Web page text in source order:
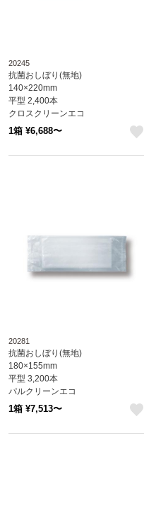
20245
抗菌おしぼり(無地)
140×220mm
平型 2,400本
クロスクリーンエコ
※北海道・沖縄・離島 送料別途 ※個
人宅配送不可 (尚美堂/フジナップ)
1箱 ¥6,688〜
20281
抗菌おしぼり(無地)
180×155mm
平型 3,200本
パルクリーンエコ
※北海道・沖縄・離島 送料別途 ※個
人宅配送不可 (尚美堂/フジナップ)
1箱 ¥7,513〜